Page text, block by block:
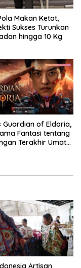
Makan Ketat,
Sukses Turunkan
hingga 10 Kg
Guardian of Eldoria,
Fantasi tentang
Terakhir Umat
Artisan